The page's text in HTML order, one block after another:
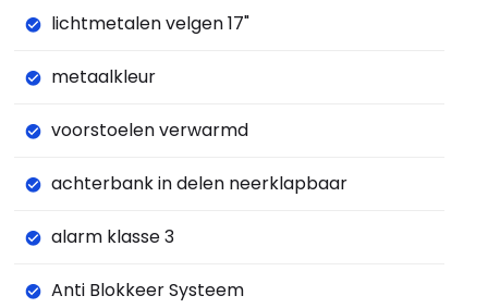
lichtmetalen velgen 17"
metaalkleur
voorstoelen verwarmd
achterbank in delen neerklapbaar
alarm klasse 3
Anti Blokkeer Systeem